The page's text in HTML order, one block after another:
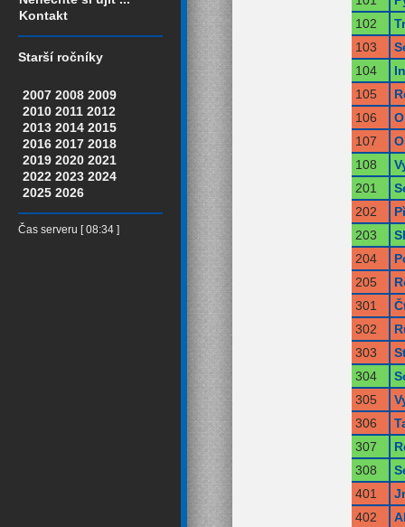
Kontakt
Starší ročníky
2007 2008 2009
2010 2011 2012
2013 2014 2015
2016 2017 2018
2019 2020 2021
2022 2023 2024
2025 2026
Čas serveru [ 08:34 ]
102
103
104
105
106
107
108
201
202
203
204
205
301
302
303
304
305
306
307
308
401
402